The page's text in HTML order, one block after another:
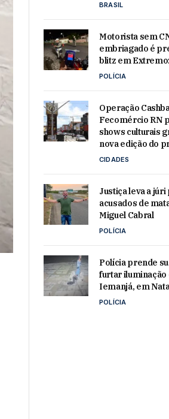
BRASIL
Motorista sem
embriagado é
blitz em
POLÍCIA
Operação
Fecomércio RN
shows culturais
nova edição do
CIDADES
Justiça leva a
acusados de
Miguel Cabral
POLÍCIA
Polícia prende
furtar iluminação
Iemanjá, em
POLÍCIA